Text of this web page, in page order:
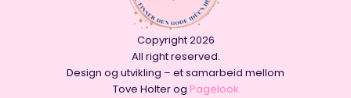
Copyright 2026
All right reserved.
Design og utvikling – et samarbeid mellom
Tove Holter og Pagelook